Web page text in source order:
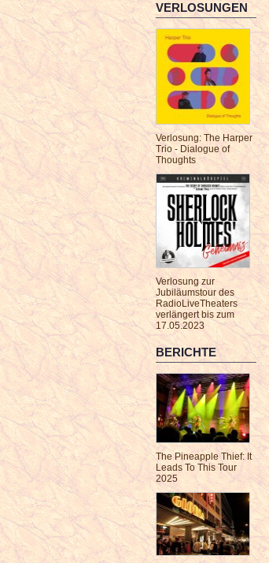
VERLOSUNGEN
Verlosung: The Harper
Trio - Dialogue of
Thoughts
Verlosung zur
Jubiläumstour des
RadioLiveTheaters
verlängert bis zum
17.05.2023
BERICHTE
The Pineapple Thief: It
Leads To This Tour
2025